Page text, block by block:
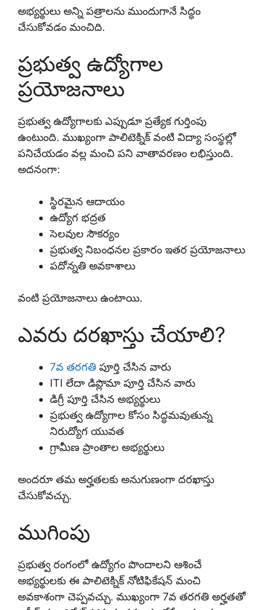
అభ్యర్థులు అన్ని పత్రాలను ముందుగానే సిద్ధం
చేసుకోవడం మంచిది.
ప్రభుత్వ ఉద్యోగాల
ప్రయోజనాలు
ప్రభుత్వ ఉద్యోగాలకు ఎప్పుడూ ప్రత్యేక గుర్తింపు
ఉంటుంది. ముఖ్యంగా పాలిటెక్నిక్ వంటి విద్యా సంస్థల్లో
పనిచేయడం వల్ల మంచి పని వాతావరణం లభిస్తుంది.
అదనంగా:
స్థిరమైన ఆదాయం
ఉద్యోగ భద్రత
సెలవుల సౌకర్యం
ప్రభుత్వ నిబంధనల ప్రకారం ఇతర ప్రయోజనాలు
పదోన్నతి అవకాశాలు
వంటి ప్రయోజనాలు ఉంటాయి.
ఎవరు దరఖాస్తు చేయాలి?
7వ తరగతి పూర్తి చేసిన వారు
ITI లేదా డిప్లొమా పూర్తి చేసిన వారు
డిగ్రీ పూర్తి చేసిన అభ్యర్థులు
ప్రభుత్వ ఉద్యోగాల కోసం సిద్ధమవుతున్న
నిరుద్యోగ యువత
గ్రామీణ ప్రాంతాల అభ్యర్థులు
అందరూ తమ అర్హతలకు అనుగుణంగా దరఖాస్తు
చేసుకోవచ్చు.
ముగింపు
ప్రభుత్వ రంగంలో ఉద్యోగం పొందాలని ఆశించే
అభ్యర్థులకు ఈ పాలిటెక్నిక్ నోటిఫికేషన్ మంచి
అవకాశంగా చెప్పవచ్చు. ముఖ్యంగా 7వ తరగతి అర్హతతో